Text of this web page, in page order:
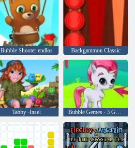
Bubble Shooter endlos Backgammon Classic
Tabby -Insel Bubble Gemes - 3 Gewinnt